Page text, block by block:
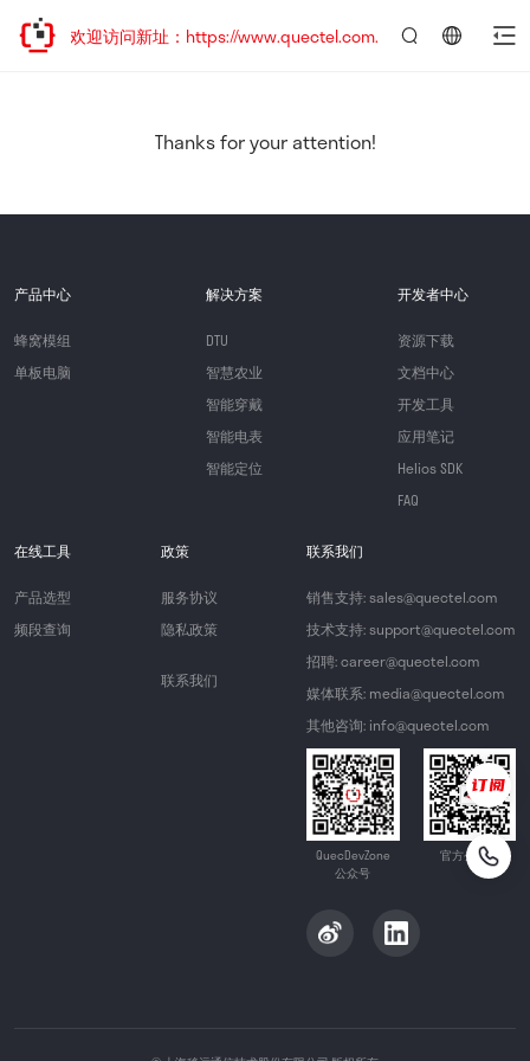
迁移，欢迎访问新址：https://www.quectel.com.cn
Thanks for your attention!
产品中心
蜂窝模组
单板电脑
解决方案
DTU
智慧农业
智能穿戴
智能电表
智能定位
开发者中心
资源下载
文档中心
开发工具
应用笔记
Helios SDK
FAQ
在线工具
产品选型
频段查询
政策
服务协议
隐私政策
联系我们
联系我们
销售支持: sales@quectel.com
技术支持: support@quectel.com
招聘: career@quectel.com
媒体联系: media@quectel.com
其他咨询: info@quectel.com
QuecDevZone
公众号
官方公众号